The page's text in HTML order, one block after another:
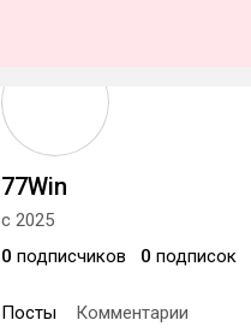
77Win
с 2025
0 подписчиков 0 подписок
Посты Комментарии